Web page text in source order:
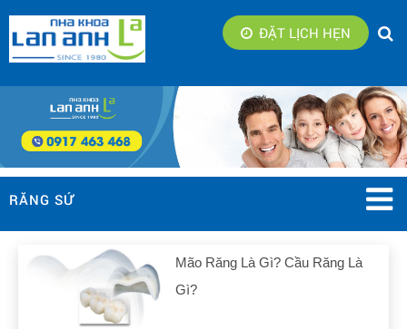
ĐẶT LỊCH HẸN
RĂNG SỨ
Mão Răng Là Gì? Cầu Răng Là
Gì?